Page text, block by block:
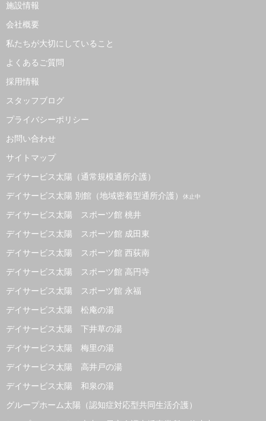
施設情報
会社概要
私たちが大切にしていること
よくあるご質問
採用情報
スタッフブログ
プライバシーポリシー
お問い合わせ
サイトマップ
デイサービス太陽（通常規模通所介護）
デイサービス太陽 別館（地域密着型通所介護）
休止中
デイサービス太陽 スポーツ館 桃井
デイサービス太陽 スポーツ館 成田東
デイサービス太陽 スポーツ館 西荻南
デイサービス太陽 スポーツ館 高円寺
デイサービス太陽 スポーツ館 永福
デイサービス太陽 松庵の湯
デイサービス太陽 下井草の湯
デイサービス太陽 梅里の湯
デイサービス太陽 高井戸の湯
デイサービス太陽 和泉の湯
グループホーム太陽（認知症対応型共同生活介護）